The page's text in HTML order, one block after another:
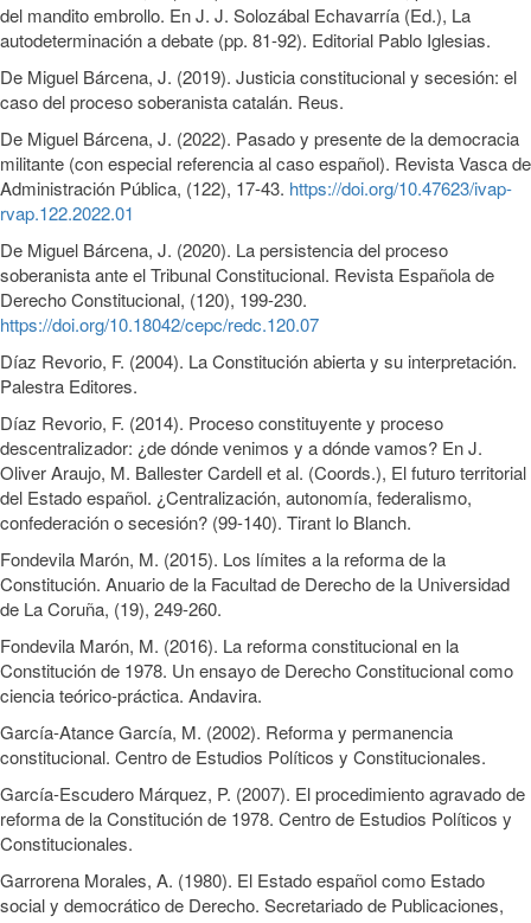
del mandito embrollo. En J. J. Solozábal Echavarría (Ed.), La
autodeterminación a debate (pp. 81-92). Editorial Pablo Iglesias.
De Miguel Bárcena, J. (2019). Justicia constitucional y secesión: el
caso del proceso soberanista catalán. Reus.
De Miguel Bárcena, J. (2022). Pasado y presente de la democracia
militante (con especial referencia al caso español). Revista Vasca de
Administración Pública, (122), 17-43. https://doi.org/10.47623/ivap-
rvap.122.2022.01
De Miguel Bárcena, J. (2020). La persistencia del proceso
soberanista ante el Tribunal Constitucional. Revista Española de
Derecho Constitucional, (120), 199-230.
https://doi.org/10.18042/cepc/redc.120.07
Díaz Revorio, F. (2004). La Constitución abierta y su interpretación.
Palestra Editores.
Díaz Revorio, F. (2014). Proceso constituyente y proceso
descentralizador: ¿de dónde venimos y a dónde vamos? En J.
Oliver Araujo, M. Ballester Cardell et al. (Coords.), El futuro territorial
del Estado español. ¿Centralización, autonomía, federalismo,
confederación o secesión? (99-140). Tirant lo Blanch.
Fondevila Marón, M. (2015). Los límites a la reforma de la
Constitución. Anuario de la Facultad de Derecho de la Universidad
de La Coruña, (19), 249-260.
Fondevila Marón, M. (2016). La reforma constitucional en la
Constitución de 1978. Un ensayo de Derecho Constitucional como
ciencia teórico-práctica. Andavira.
García-Atance García, M. (2002). Reforma y permanencia
constitucional. Centro de Estudios Políticos y Constitucionales.
García-Escudero Márquez, P. (2007). El procedimiento agravado de
reforma de la Constitución de 1978. Centro de Estudios Políticos y
Constitucionales.
Garrorena Morales, A. (1980). El Estado español como Estado
social y democrático de Derecho. Secretariado de Publicaciones,